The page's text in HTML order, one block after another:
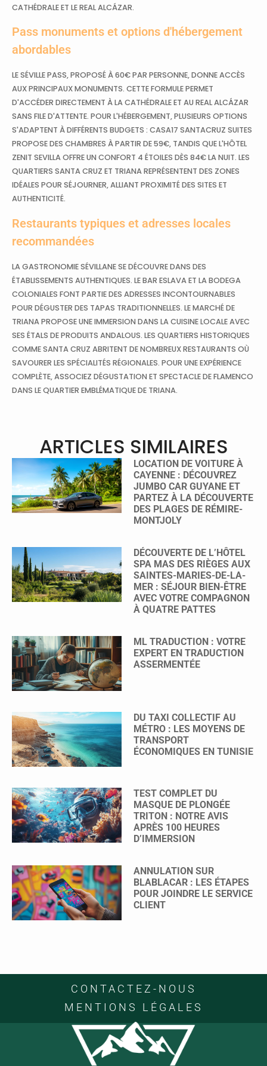
CATHÉDRALE ET LE REAL ALCÁZAR.
Pass monuments et options d'hébergement
abordables
LE SÉVILLE PASS, PROPOSÉ À 60€ PAR PERSONNE, DONNE ACCÈS
AUX PRINCIPAUX MONUMENTS. CETTE FORMULE PERMET
D'ACCÉDER DIRECTEMENT À LA CATHÉDRALE ET AU REAL ALCÁZAR
SANS FILE D'ATTENTE. POUR L'HÉBERGEMENT, PLUSIEURS OPTIONS
S'ADAPTENT À DIFFÉRENTS BUDGETS : CASA17 SANTACRUZ SUITES
PROPOSE DES CHAMBRES À PARTIR DE 59€, TANDIS QUE L'HÔTEL
ZENIT SEVILLA OFFRE UN CONFORT 4 ÉTOILES DÈS 84€ LA NUIT. LES
QUARTIERS SANTA CRUZ ET TRIANA REPRÉSENTENT DES ZONES
IDÉALES POUR SÉJOURNER, ALLIANT PROXIMITÉ DES SITES ET
AUTHENTICITÉ.
Restaurants typiques et adresses locales
recommandées
LA GASTRONOMIE SÉVILLANE SE DÉCOUVRE DANS DES
ÉTABLISSEMENTS AUTHENTIQUES. LE BAR ESLAVA ET LA BODEGA
COLONIALES FONT PARTIE DES ADRESSES INCONTOURNABLES
POUR DÉGUSTER DES TAPAS TRADITIONNELLES. LE MARCHÉ DE
TRIANA PROPOSE UNE IMMERSION DANS LA CUISINE LOCALE AVEC
SES ÉTALS DE PRODUITS ANDALOUS. LES QUARTIERS HISTORIQUES
COMME SANTA CRUZ ABRITENT DE NOMBREUX RESTAURANTS OÙ
SAVOURER LES SPÉCIALITÉS RÉGIONALES. POUR UNE EXPÉRIENCE
COMPLÈTE, ASSOCIEZ DÉGUSTATION ET SPECTACLE DE FLAMENCO
DANS LE QUARTIER EMBLÉMATIQUE DE TRIANA.
ARTICLES SIMILAIRES
LOCATION DE VOITURE À
CAYENNE : DÉCOUVREZ
JUMBO CAR GUYANE ET
PARTEZ À LA DÉCOUVERTE
DES PLAGES DE RÉMIRE-
MONTJOLY
DÉCOUVERTE DE L’HÔTEL
SPA MAS DES RIÈGES AUX
SAINTES-MARIES-DE-LA-
MER : SÉJOUR BIEN-ÊTRE
AVEC VOTRE COMPAGNON
À QUATRE PATTES
ML TRADUCTION : VOTRE
EXPERT EN TRADUCTION
ASSERMENTÉE
DU TAXI COLLECTIF AU
MÉTRO : LES MOYENS DE
TRANSPORT
ÉCONOMIQUES EN TUNISIE
TEST COMPLET DU
MASQUE DE PLONGÉE
TRITON : NOTRE AVIS
APRÈS 100 HEURES
D’IMMERSION
ANNULATION SUR
BLABLACAR : LES ÉTAPES
POUR JOINDRE LE SERVICE
CLIENT
CONTACTEZ-NOUS
MENTIONS LÉGALES